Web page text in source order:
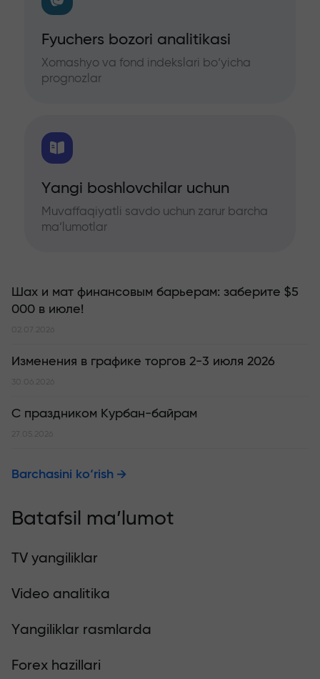
Fyuchers bozori analitikasi
Xomashyo va fond indekslari bo‘yicha
prognozlar
Yangi boshlovchilar uchun
Muvaffaqiyatli savdo uchun zarur barcha
ma’lumotlar
Шах и мат финансовым барьерам: заберите $5
000 в июле!
02.07.2026
Изменения в графике торгов 2-3 июля 2026
30.06.2026
С праздником Курбан-байрам
27.05.2026
Barchasini ko‘rish
Batafsil ma’lumot
TV yangiliklar
Video analitika
Yangiliklar rasmlarda
Forex hazillari